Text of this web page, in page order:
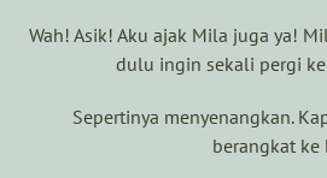
Wah! Asik! Aku ajak Mila juga ya!
dulu ingin sekali pergi
Sepertinya menyenangkan.
berangkat ke